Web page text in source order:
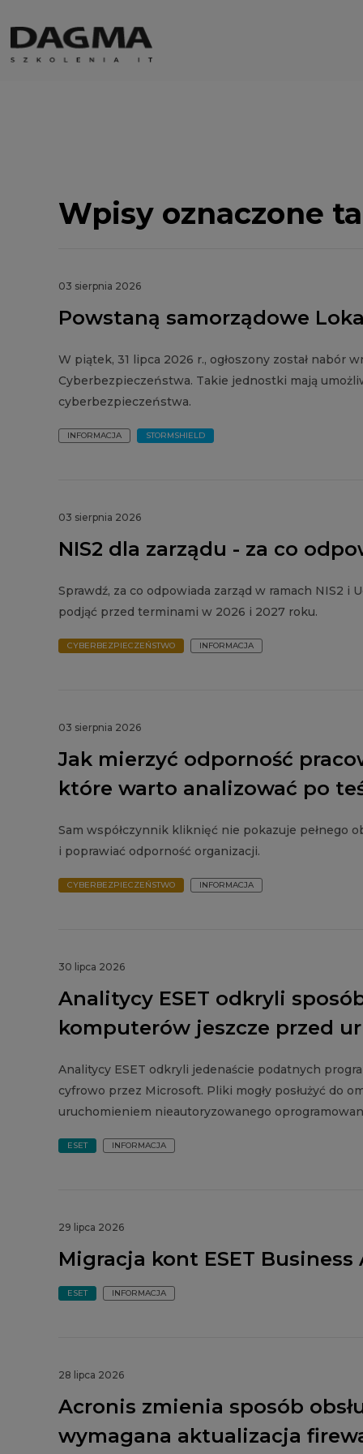
Wpisy oznaczone
03 sierpnia 2026
Powstaną samorządowe
W piątek, 31 lipca 2026 r., ogłoszony został
Cyberbezpieczeństwa. Takie jednostki mają
cyberbezpieczeństwa.
INFORMACJA STORMSHIELD
03 sierpnia 2026
NIS2 dla zarządu - za co
Sprawdź, za co odpowiada zarząd w ramach NIS2
podjąć przed terminami w 2026 i 2027 roku.
CYBERBEZPIECZEŃSTWO INFORMACJA
03 sierpnia 2026
Jak mierzyć odporność
które warto analizować po
Sam współczynnik kliknięć nie pokazuje pełnego
i poprawiać odporność organizacji.
CYBERBEZPIECZEŃSTWO INFORMACJA
30 lipca 2026
Analitycy ESET odkryli
komputerów jeszcze przed
Analitycy ESET odkryli jedenaście podatnych
cyfrowo przez Microsoft. Pliki mogły posłużyć do
uruchomieniem nieautoryzowanego
ESET INFORMACJA
29 lipca 2026
Migracja kont ESET Business
ESET INFORMACJA
28 lipca 2026
Acronis zmienia sposób
wymagana aktualizacja